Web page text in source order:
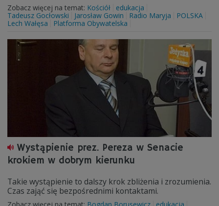
Zobacz więcej na temat: Kościół
edukacja
Tadeusz Gocłowski
Jarosław Gowin Radio Maryja
POLSKA
Lech Wałęsa
Platforma Obywatelska
Wystąpienie prez. Pereza w Senacie
krokiem w dobrym kierunku
Takie wystąpienie to dalszy krok zbliżenia i zrozumienia.
Czas zająć się bezpośrednimi kontaktami.